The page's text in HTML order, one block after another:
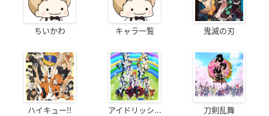
ちいかわ キャラ一覧 鬼滅の刃
ハイキュー!! アイドリッシ... 刀剣乱舞